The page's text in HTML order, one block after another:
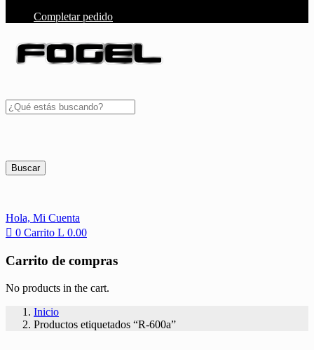
Completar pedido
Buscar
Hola, Mi Cuenta
0 Carrito L 0.00
Carrito de compras
No products in the cart.
Inicio
Productos etiquetados “R-600a”